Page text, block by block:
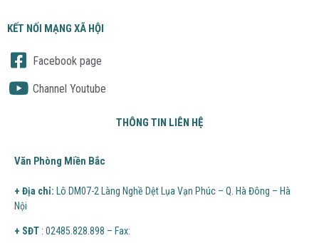
KẾT NỐI MẠNG XÃ HỘI
Facebook page
Channel Youtube
THÔNG TIN LIÊN HỆ
Văn Phòng Miền Bắc
+ Địa chỉ: Lô DM07-2 Làng Nghề Dệt Lụa Vạn Phúc – Q. Hà Đông – Hà
Nội
+ SĐT : 02485.828.898 – Fax: